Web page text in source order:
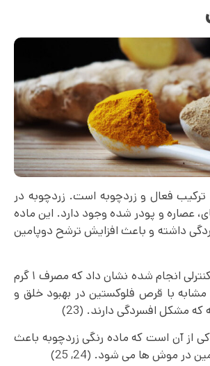
ترکیب فعال و زردچوبه است. زردچوبه در
عصاره و پودر شده وجود دارد. این ماده
داشته و باعث افزایش ترشح دوپامین
یک مطالعه کوچک کنترلی انجام شده نشان داد که مصرف ۱ گرم
با قرص فلوکستین در بهبود خلق و
که مشکل افسردگی دارند. (23)
از آن است که ماده رنگی زردچوبه باعث
در موش ها می شود. (24, 25)